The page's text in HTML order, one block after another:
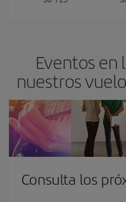
Eventos en
nuestros
Consulta los